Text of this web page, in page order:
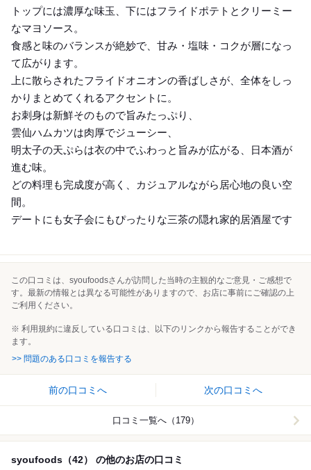
トップには濃厚な味玉、下にはフライドポテトとクリーミー
なマヨソース。
食感と味のバランスが絶妙で、甘み・塩味・コクが層になっ
て広がります。
上に散らされたフライドオニオンの香ばしさが、全体をしっ
かりまとめてくれるアクセントに。
お刺身は新鮮そのもので旨みたっぷり、
雲仙ハムカツは肉厚でジューシー、
明太子の天ぷらは衣の中でふわっと旨みが広がる、日本酒が
進む味。
どの料理も完成度が高く、カジュアルながら居心地の良い空
間。
デートにも女子会にもぴったりな三茶の隠れ家的居酒屋です
この口コミは、syoufoodsさんが訪問した当時の主観的なご意見・ご感想で
す。最新の情報とは異なる可能性がありますので、お店に事前にご確認の上
ご利用ください。
※ 利用規約に違反している口コミは、以下のリンクから報告することができ
ます。
>> 問題のある口コミを報告する
前の口コミへ 次の口コミへ
口コミ一覧へ（179）
syoufoods（42） の他のお店の口コミ